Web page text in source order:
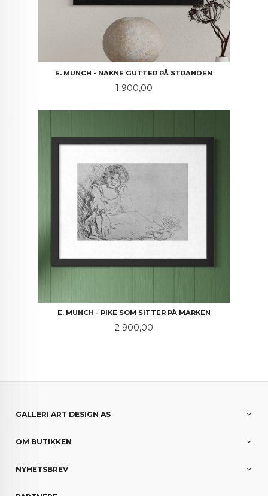
E. MUNCH - NAKNE GUTTER PÅ STRANDEN
Pris
1 900,00
E. MUNCH - PIKE SOM SITTER PÅ MARKEN
Pris
2 900,00
GALLERI ART DESIGN AS
OM BUTIKKEN
NYHETSBREV